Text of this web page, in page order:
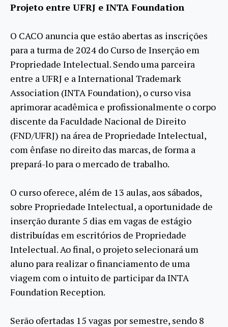
Projeto entre UFRJ e INTA Foundation
O CACO anuncia que estão abertas as inscrições
para a turma de 2024 do Curso de Inserção em
Propriedade Intelectual. Sendo uma parceira
entre a UFRJ e a International Trademark
Association (INTA Foundation), o curso visa
aprimorar acadêmica e profissionalmente o corpo
discente da Faculdade Nacional de Direito
(FND/UFRJ) na área de Propriedade Intelectual,
com ênfase no direito das marcas, de forma a
prepará-lo para o mercado de trabalho.
O curso oferece, além de 13 aulas, aos sábados,
sobre Propriedade Intelectual, a oportunidade de
inserção durante 5 dias em vagas de estágio
distribuídas em escritórios de Propriedade
Intelectual. Ao final, o projeto selecionará um
aluno para realizar o financiamento de uma
viagem com o intuito de participar da INTA
Foundation Reception.
Serão ofertadas 15 vagas por semestre, sendo 8